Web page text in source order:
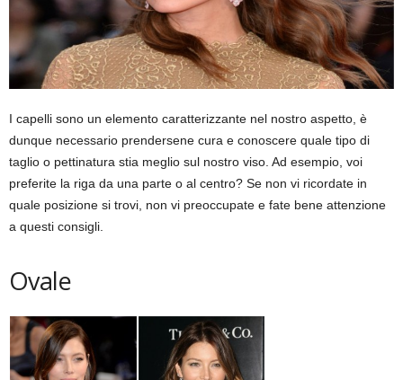
I capelli sono un elemento caratterizzante nel nostro aspetto, è
dunque necessario prendersene cura e conoscere quale tipo di
taglio o pettinatura stia meglio sul nostro viso. Ad esempio, voi
preferite la riga da una parte o al centro? Se non vi ricordate in
quale posizione si trovi, non vi preoccupate e fate bene attenzione
a questi consigli.
Ovale